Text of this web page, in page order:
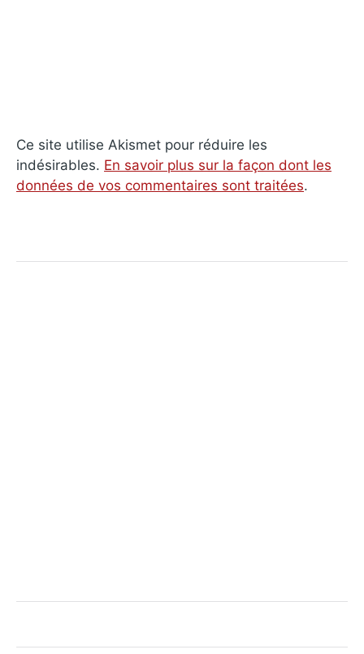
Ce site utilise Akismet pour réduire les
indésirables. En savoir plus sur la façon dont les
données de vos commentaires sont traitées.